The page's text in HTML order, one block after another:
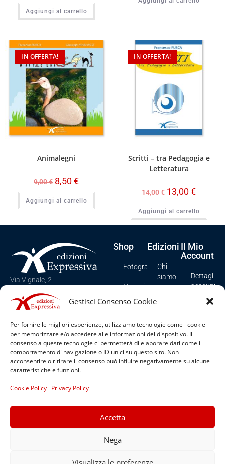
Gestisci Consenso Cookie
Per fornire le migliori esperienze, utilizziamo tecnologie come i cookie
per memorizzare e/o accedere alle informazioni del dispositivo. Il
consenso a queste tecnologie ci permetterà di elaborare dati come il
comportamento di navigazione o ID unici su questo sito. Non
acconsentire o ritirare il consenso può influire negativamente su alcune
caratteristiche e funzioni.
Cookie Policy Privacy Policy
Accetta
Nega
Aggiungi al carrello
IN OFFERTA!
Animalegni
9,00€ 8,50€
Aggiungi al carrello
IN OFFERTA!
Scritti – tra Pedagogia e
Letteratura
14,00€ 13,00€
Aggiungi al carrello
Via Vignale, 2
Spezzano Albanese (CS), Italy
Tel e Fax: +39 0981/958276
Shop
Fotografia
Narrativa
Poesia
Ragazzi
Romanzi
Saggistica
Sport
Edizioni
Chi
siamo
Policy
(UE)
Il Mio
Account
Dettagli
account
I miei
Carrello